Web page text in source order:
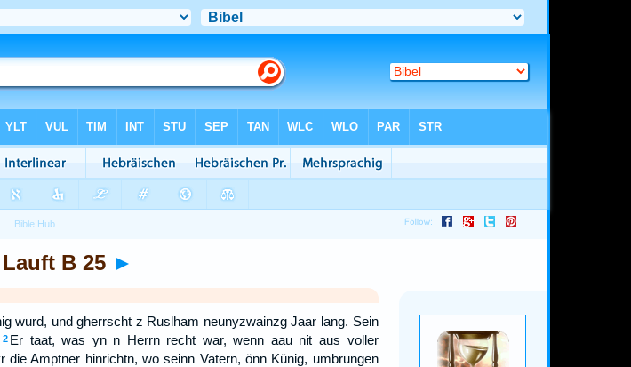
B 25 ►
wurd, und gherrscht z Ruslham neunyzwainzg Jaar lang. Sein
2 Er taat, was yn n Herrn recht war, wenn aau nit aus voller
Amptner hinrichtn, wo seinn Vatern, önn Künig, umbrungen